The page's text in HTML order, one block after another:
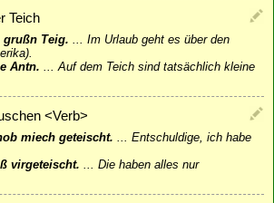
Teich
Teig. ... Im Urlaub geht es über den
Antn. ...Auf dem Teich sind tatsächlich kleine
<Verb>
miech geteischt. ... Entschuldige, ich habe
virgeteischt. ... Die haben alles nur